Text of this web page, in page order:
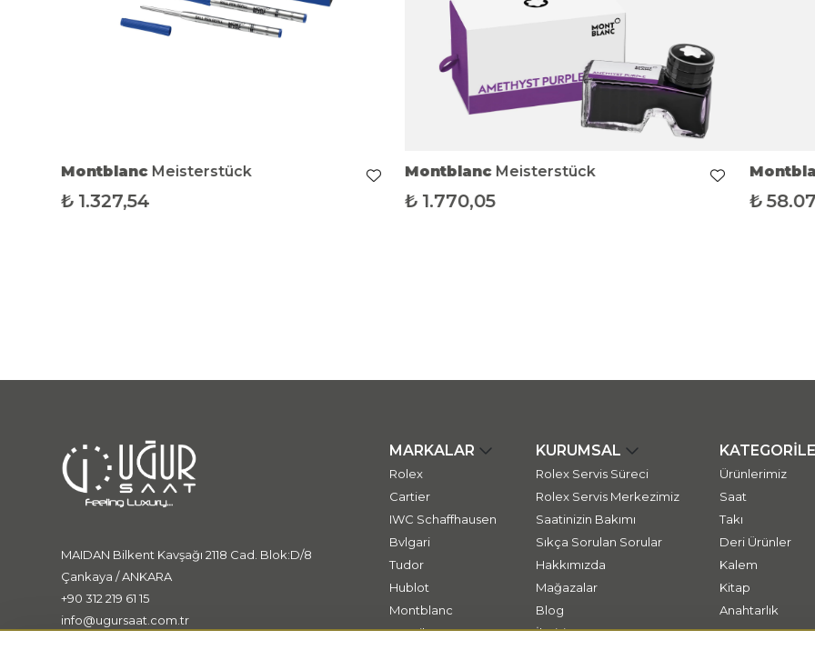
Montblanc Meisterstück
₺ 1.327,54
Montblanc Meisterstück
₺ 1.770,05 ₺
MAIDAN Bilkent Kavşağı 2118 Cad. Blok:D/8
Çankaya / ANKARA
+90 312 219 61 15
info@ugursaat.com.tr
MARKALAR
Rolex
Cartier
IWC Schaffhausen
Bvlgari
Tudor
Hublot
Montblanc
Messika
KURUMSAL
Rolex Servis Süreci
Rolex Servis Merkezimiz
Saatinizin Bakımı
Sıkça Sorulan Sorular
Hakkımızda
Mağazalar
Blog
İletişim
Ürünlerimiz
Saat
Takı
Deri Ürünler
Kalem
Kitap
Anahtarlık